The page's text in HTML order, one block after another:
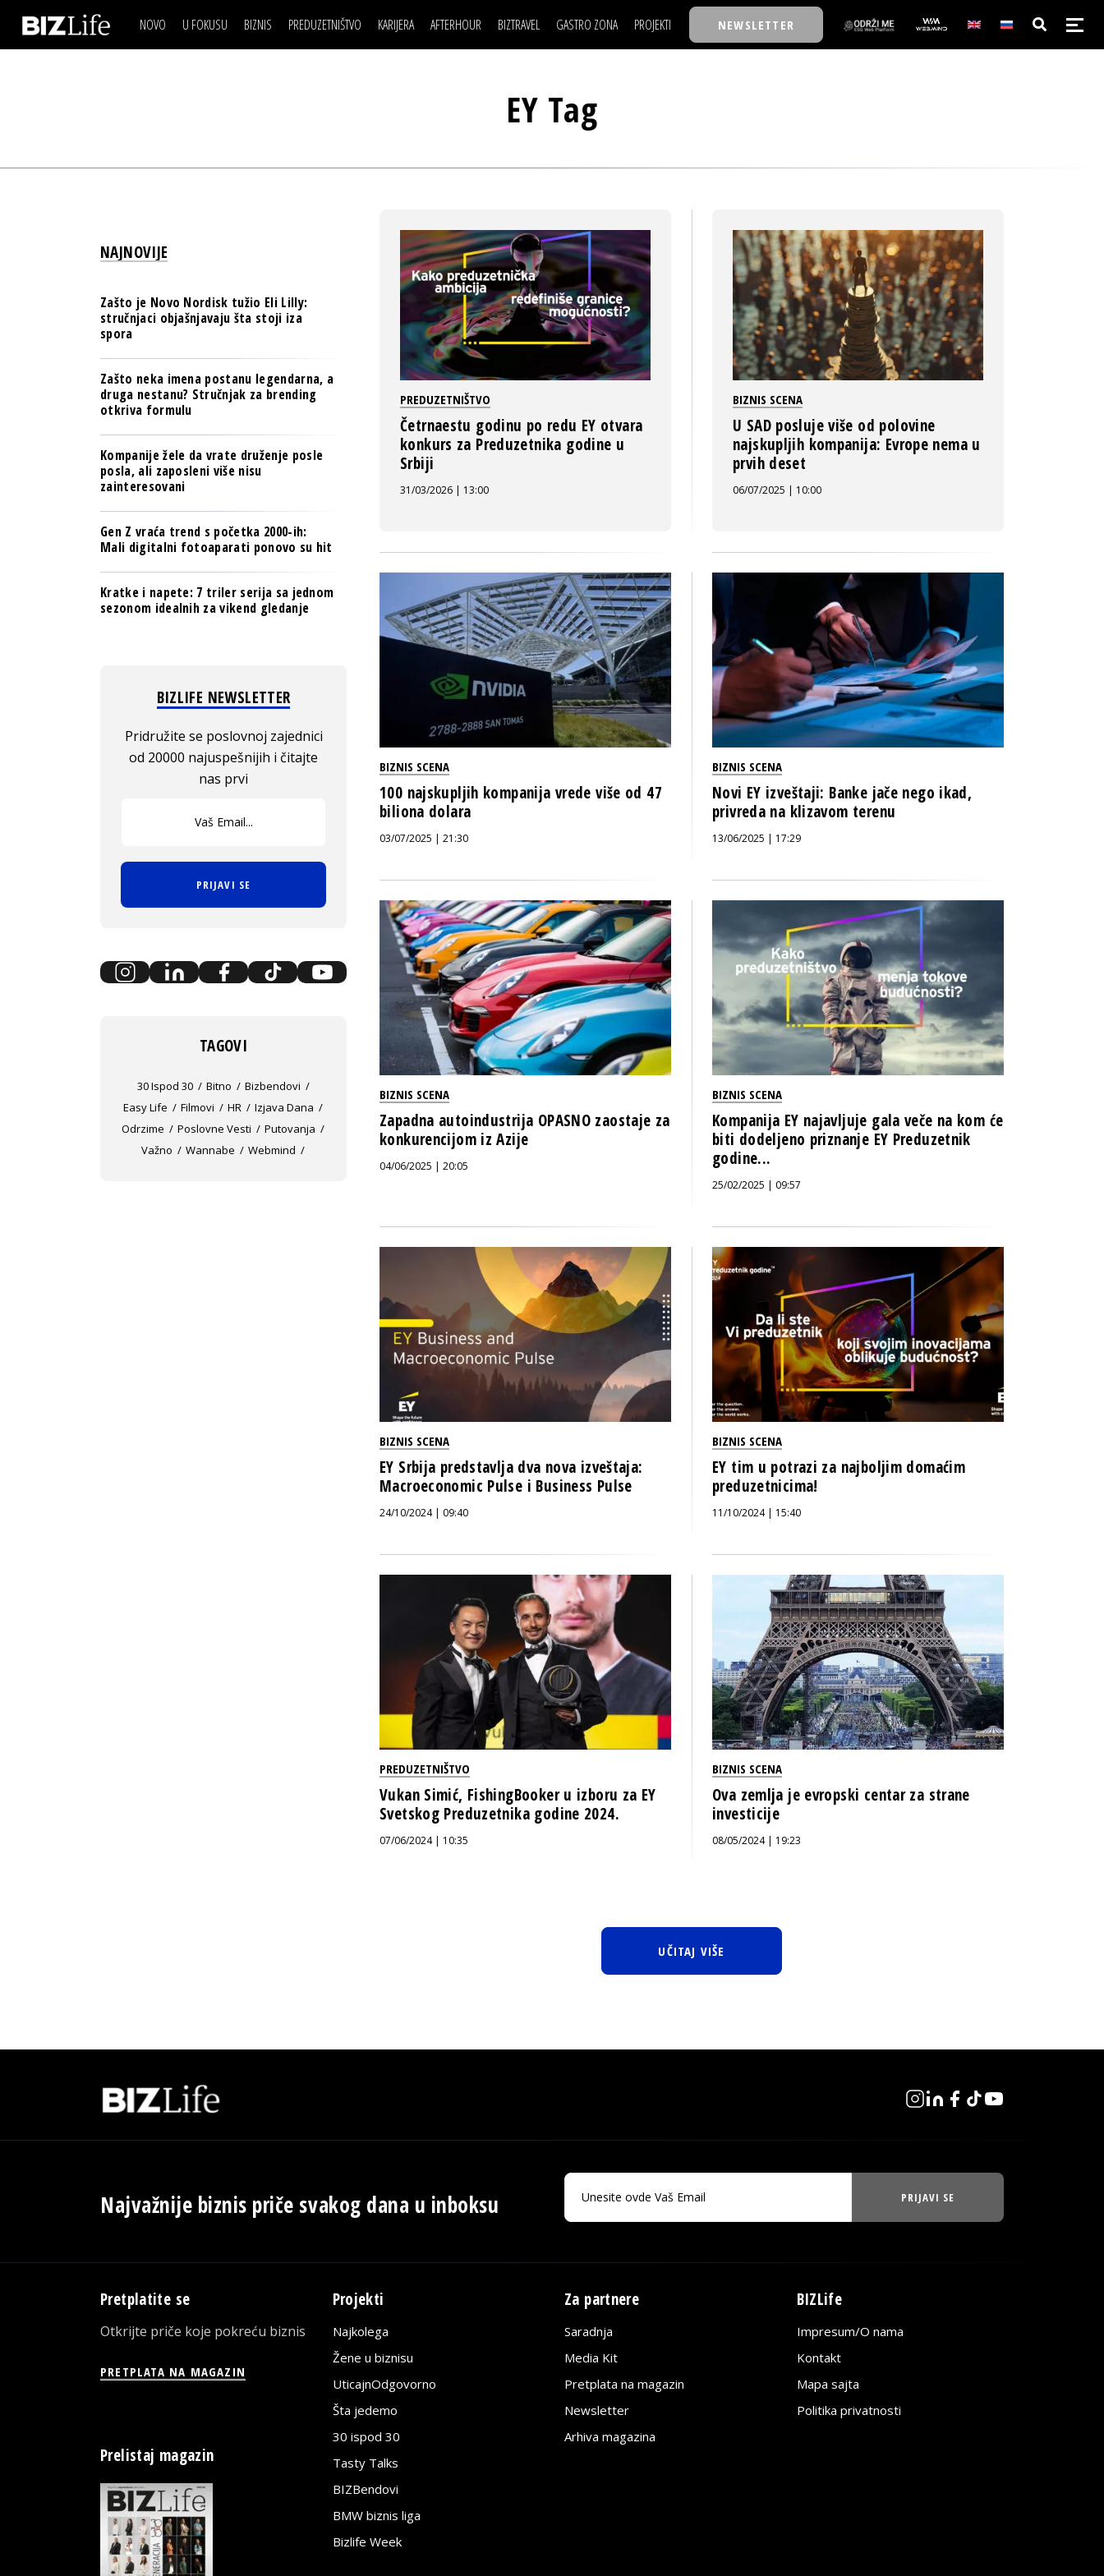
NOVO U FOKUSU BIZNIS
ESG & ENERGY
PULS REGIONA
PREDUZETNIŠTVO KARIJERA
USAVRŠAVANJE
AFTERHOUR
STIL
BIZTRAVEL GASTRO ZONA PROJEKTI
TASTY TALKS
30 ISPOD 30
BACK TO OFFICE/SCHOOL
BMW BIZNIS LIGA
BIZLIFE WEEK
IZJAVA GODINE
NEWSLETTER
IZJAVA DANABIZNIS SCENA
NOVO NA RAFU
POSAO
FILM I SCENA
NAJKOLEGA
BACK TO OFFICE/SCHOOL
BIZLIFE WEEK
IZJAVA GODINE
EY Tag
PREDUZETNIŠTVO
Četrnaestu godinu po redu EY otvara
konkurs za Preduzetnika godine u
Srbiji
31/03/2026 | 13:00
BIZNIS SCENA
U SAD posluje više od polovine
najskupljih kompanija: Evrope nema u
prvih deset
06/07/2025 | 10:00
BIZNIS SCENA
100 najskupljih kompanija vrede više od 47
biliona dolara
03/07/2025 | 21:30
BIZNIS SCENA
Novi EY izveštaji: Banke jače nego ikad,
privreda na klizavom terenu
13/06/2025 | 17:29
BIZNIS SCENA
Zapadna autoindustrija OPASNO zaostaje za
konkurencijom iz Azije
04/06/2025 | 20:05
BIZNIS SCENA
Kompanija EY najavljuje gala veče na kom će
biti dodeljeno priznanje EY Preduzetnik
godine...
25/02/2025 | 09:57
BIZNIS SCENA
EY Srbija predstavlja dva nova izveštaja:
Macroeconomic Pulse i Business Pulse
24/10/2024 | 09:40
BIZNIS SCENA
EY tim u potrazi za najboljim domaćim
preduzetnicima!
11/10/2024 | 15:40
PREDUZETNIŠTVO
Vukan Simić, FishingBooker u izboru za EY
Svetskog Preduzetnika godine 2024.
07/06/2024 | 10:35
BIZNIS SCENA
Ova zemlja je evropski centar za strane
investicije
08/05/2024 | 19:23
UČITAJ VIŠE
NAJNOVIJE
Zašto je Novo Nordisk tužio Eli Lilly:
stručnjaci objašnjavaju šta stoji iza
spora
Zašto neka imena postanu legendarna, a
druga nestanu? Stručnjak za brending
otkriva formulu
Kompanije žele da vrate druženje posle
posla, ali zaposleni više nisu
zainteresovani
Gen Z vraća trend s početka 2000-ih:
Mali digitalni fotoaparati ponovo su hit
Kratke i napete: 7 triler serija sa jednom
sezonom idealnih za vikend gledanje
BIZLIFE NEWSLETTER
Pridružite se poslovnoj zajednici
od 20000 najuspešnijih i čitajte
nas prvi
PRIJAVI SE
TAGOVI
30 Ispod 30 Bitno
Bizbendovi
Easy Life
Filmovi HR
Izjava Dana
Odrzime
Poslovne Vesti
Putovanja
Važno
Wannabe Webmind
Najvažnije biznis priče svakog dana u inboksu PRIJAVI SE
Pretplatite se
Otkrijte priče koje pokreću biznis
PRETPLATA NA MAGAZIN
Prelistaj magazin
Projekti
Najkolega
Žene u biznisu
UticajnOdgovorno
Šta jedemo
30 ispod 30
Tasty Talks
BIZBendovi
BMW biznis liga
Bizlife Week
Za partnere
Saradnja
Media Kit
Pretplata na magazin
Newsletter
Arhiva magazina
BIZLife
Impresum/O nama
Kontakt
Mapa sajta
Politika privatnosti